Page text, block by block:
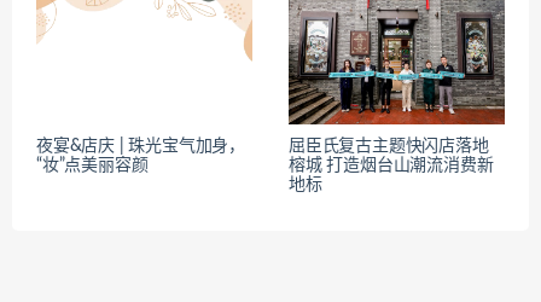
夜宴&店庆 | 珠光宝气加身，
“妆”点美丽容颜
屈臣氏复古主题快闪店落地
榕城 打造烟台山潮流消费新
地标